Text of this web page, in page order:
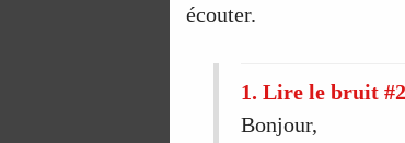
écouter.
1. Lire le bruit
Bonjour,